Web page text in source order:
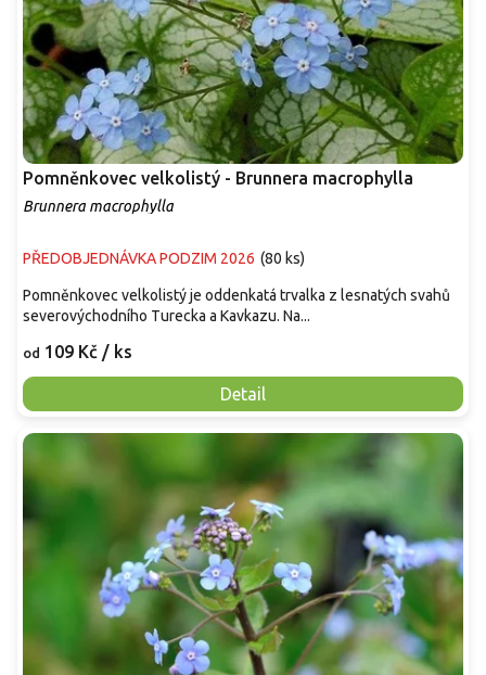
Pomněnkovec velkolistý - Brunnera macrophylla
Brunnera macrophylla
PŘEDOBJEDNÁVKA PODZIM 2026 (80 ks)
od 109 Kč / ks
Detail
Pomněnkovec velkolistý je oddenkatá trvalka z lesnatých svahů
severovýchodního Turecka a Kavkazu. Na...